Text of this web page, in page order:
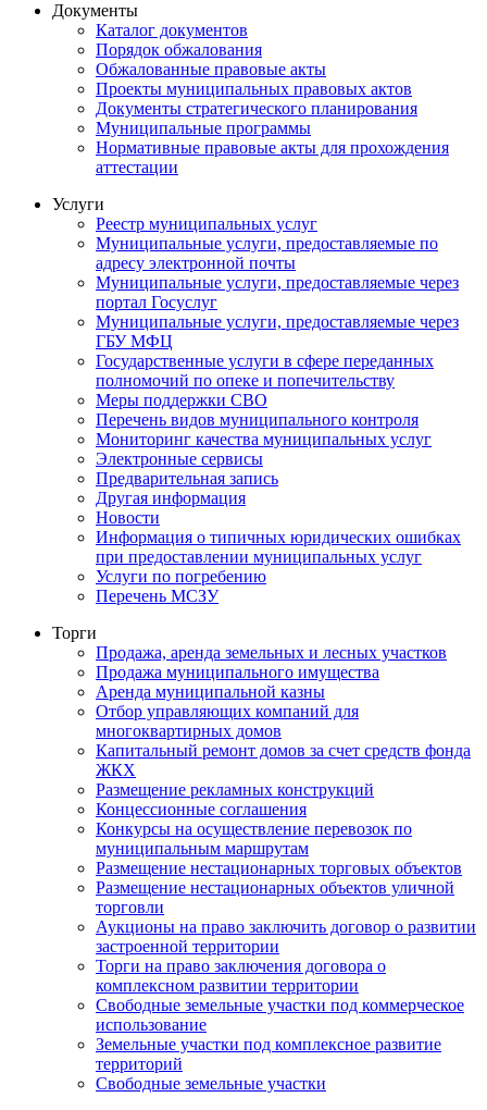
Документы
Каталог документов
Порядок обжалования
Обжалованные правовые акты
Проекты муниципальных правовых актов
Документы стратегического планирования
Муниципальные программы
Нормативные правовые акты для прохождения
аттестации
Услуги
Реестр муниципальных услуг
Муниципальные услуги, предоставляемые по
адресу электронной почты
Муниципальные услуги, предоставляемые через
портал Госуслуг
Муниципальные услуги, предоставляемые через
ГБУ МФЦ
Государственные услуги в сфере переданных
полномочий по опеке и попечительству
Меры поддержки СВО
Перечень видов муниципального контроля
Мониторинг качества муниципальных услуг
Электронные сервисы
Предварительная запись
Другая информация
Новости
Информация о типичных юридических ошибках
при предоставлении муниципальных услуг
Услуги по погребению
Перечень МСЗУ
Торги
Продажа, аренда земельных и лесных участков
Продажа муниципального имущества
Аренда муниципальной казны
Отбор управляющих компаний для
многоквартирных домов
Капитальный ремонт домов за счет средств фонда
ЖКХ
Размещение рекламных конструкций
Концессионные соглашения
Конкурсы на осуществление перевозок по
муниципальным маршрутам
Размещение нестационарных торговых объектов
Размещение нестационарных объектов уличной
торговли
Аукционы на право заключить договор о развитии
застроенной территории
Торги на право заключения договора о
комплексном развитии территории
Свободные земельные участки под коммерческое
использование
Земельные участки под комплексное развитие
территорий
Свободные земельные участки